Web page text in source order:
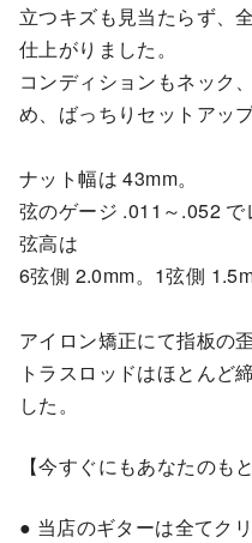
立つキズも見当たらず、
仕上がりました。
コンディションもネック
め、ばっちりセットアッ
ナット幅は 43mm。
弦のゲージ .011～.052
弦高は
6弦側 2.0mm。1弦側
アイロン矯正にて指板の
トラスロッドはほとんど
した。
【今すぐにもあなたのも
● 当店のギターは全てク